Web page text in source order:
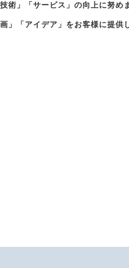
術」「サービス」の向上に努め
」「アイデア」をお客様に提供